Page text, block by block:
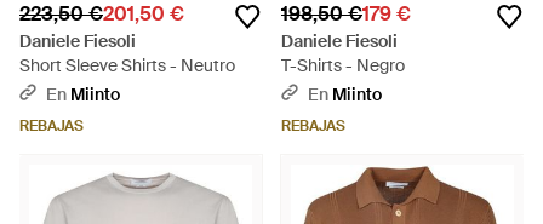
223,50 €201,50 €
Daniele Fiesoli
Short Sleeve Shirts - Neutro
En Miinto
REBAJAS
198,50 €179 €
Daniele Fiesoli
T-Shirts - Negro
En Miinto
REBAJAS